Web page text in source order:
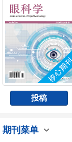
投稿
期刊菜单